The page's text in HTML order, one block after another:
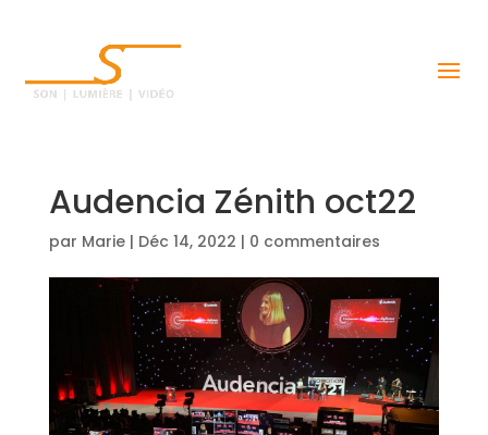
Audencia Zénith oct22
par Marie| Déc 14, 2022 | 0 commentaires